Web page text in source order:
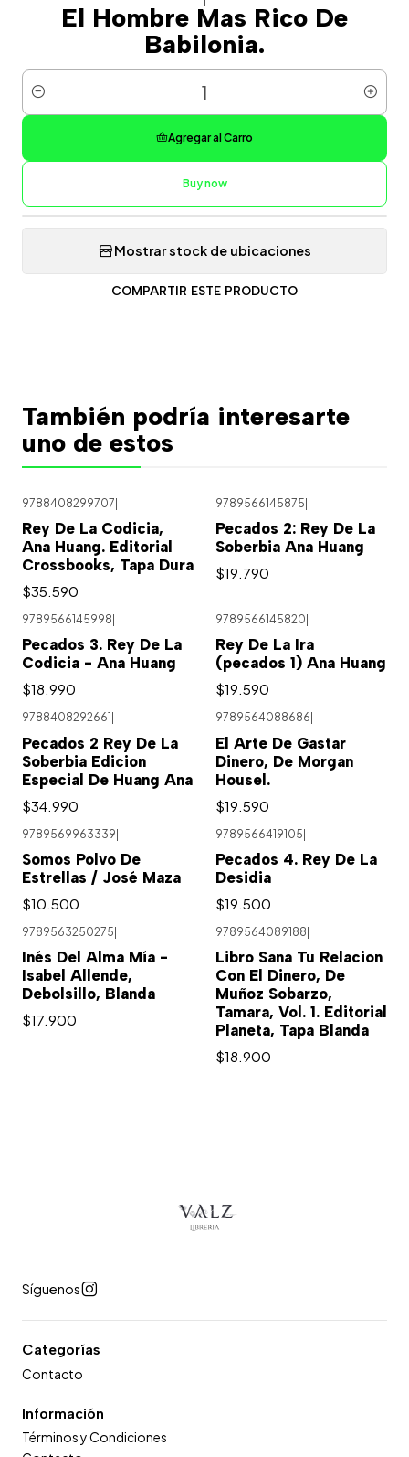
El Hombre Mas Rico De
Babilonia.
Cantidad
Agregar al Carro
Buy now
Mostrar stock de ubicaciones
COMPARTIR ESTE PRODUCTO
También podría interesarte
uno de estos
9788408299707|
Rey De La Codicia,
Ana Huang. Editorial
Crossbooks, Tapa Dura
$35.590
9789566145875|
Pecados 2: Rey De La
Soberbia Ana Huang
$19.790
9789566145998
Pecados 3. Rey De La
Codicia - Ana Huang
$18.990
9789566145820
Rey De La Ira
(pecados 1) Ana Huang
$19.590
9788408292661
Pecados 2 Rey De La
Soberbia Edicion
Especial De Huang Ana
$34.990
9789564088686
El Arte De Gastar
Dinero, De Morgan
Housel.
$19.590
9789569963339|
Somos Polvo De
Estrellas / José Maza
$10.500
9789566419105|
Pecados 4. Rey De La
Desidia
$19.500
9789563250275
Inés Del Alma Mía -
Isabel Allende,
Debolsillo, Blanda
$17.900
9789564089188
Libro Sana Tu Relacion
Con El Dinero, De
Muñoz Sobarzo,
Tamara, Vol. 1. Editorial
Planeta, Tapa Blanda
$18.900
Síguenos
Categorías
Contacto
Información
Términos y Condiciones